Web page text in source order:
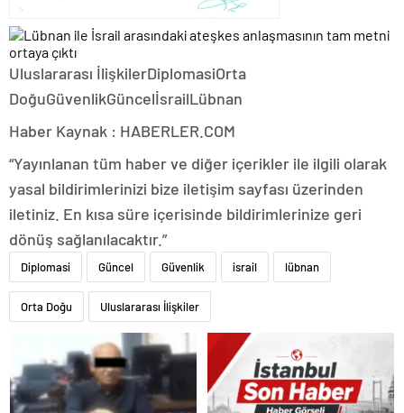
Uluslararası İlişkilerDiplomasiOrta
DoğuGüvenlikGüncelİsrailLübnan
Haber Kaynak : HABERLER.COM
“Yayınlanan tüm haber ve diğer içerikler ile ilgili olarak
yasal bildirimlerinizi bize iletişim sayfası üzerinden
iletiniz. En kısa süre içerisinde bildirimlerinize geri
dönüş sağlanılacaktır.”
Diplomasi Güncel Güvenlik israil lübnan
Orta Doğu Uluslararası İlişkiler